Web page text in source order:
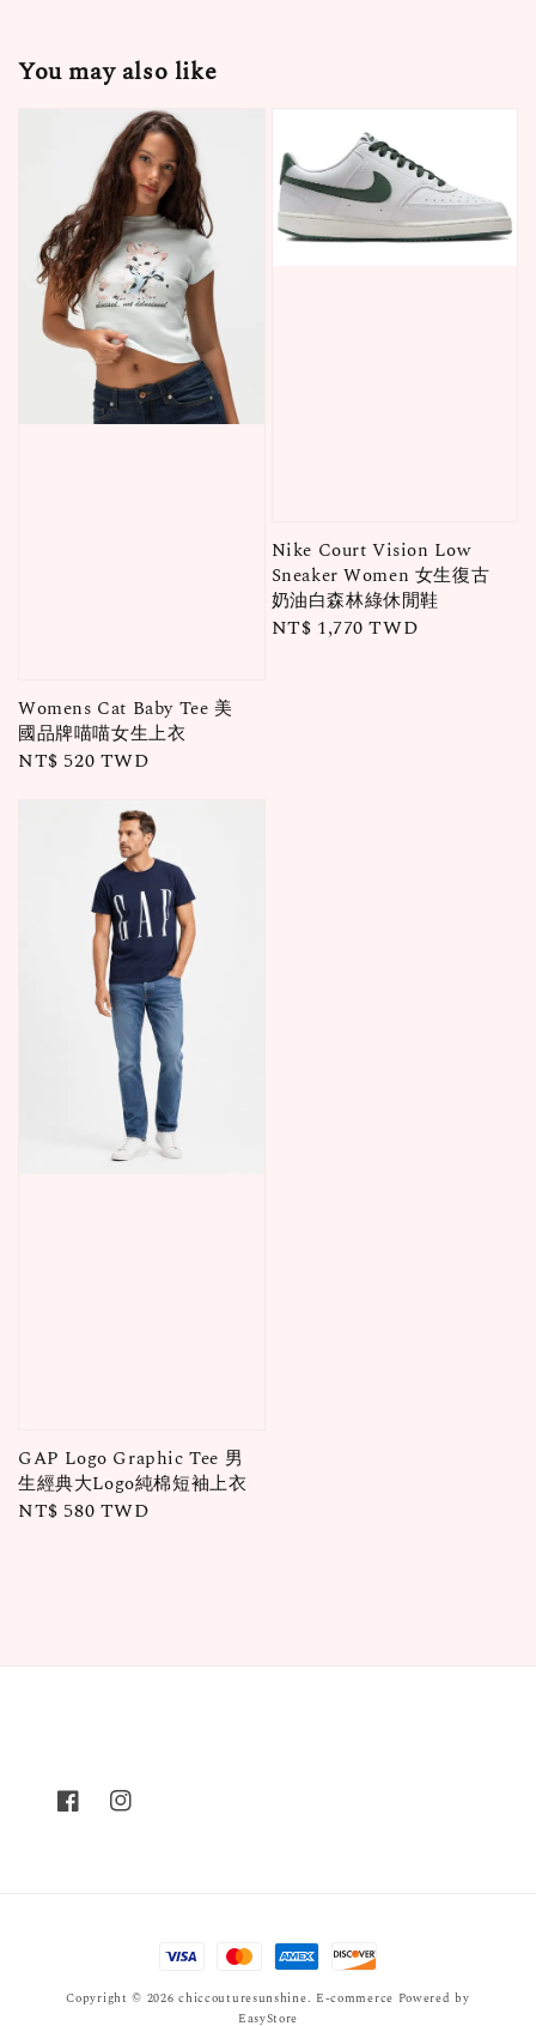
You may also like
Womens Cat Baby Tee 美
國品牌喵喵女生上衣
Regular
NT$ 520 TWD
Nike Court Vision Low
Sneaker Women 女生復古
奶油白森林綠休閒鞋
Regular
NT$ 1,770 TWD
GAP Logo Graphic Tee 男
生經典大Logo純棉短袖上衣
Regular
NT$ 580 TWD
Copyright © 2026 chiccouturesunshine. E-commerce Powered by
EasyStore